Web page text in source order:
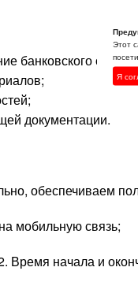
банковского
документации.
обеспечиваем
мобильную связь;
Время начала и
Этот
Я